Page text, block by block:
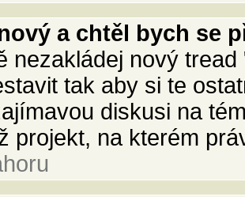
a chtěl bych se
nezakládej nový
tak aby si te
diskusi na
projekt, na kterém